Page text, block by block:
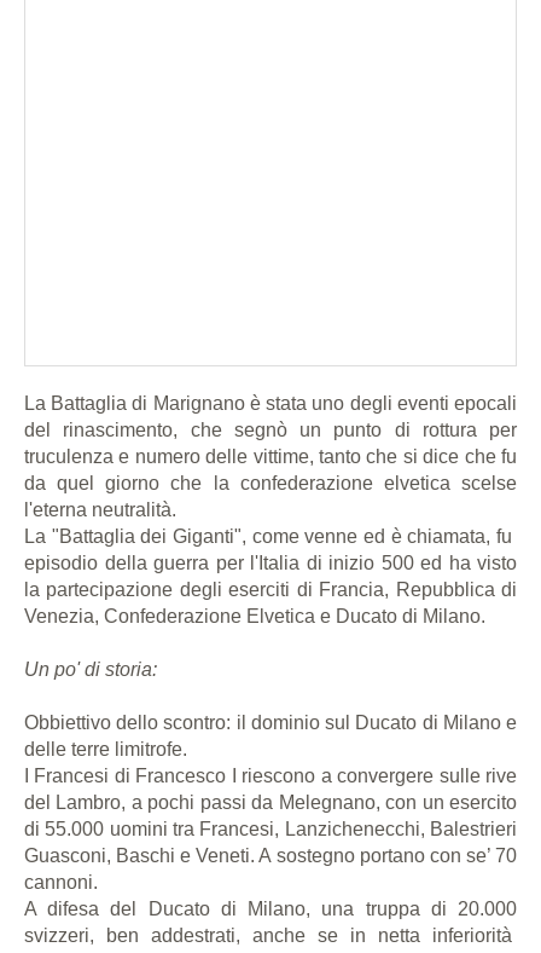
La Battaglia di Marignano è stata uno degli eventi epocali
del rinascimento, che segnò un punto di rottura per
truculenza e numero delle vittime, tanto che si dice che fu
da quel giorno che la confederazione elvetica scelse
l'eterna neutralità.
La "Battaglia dei Giganti", come venne ed è chiamata, fu
episodio della guerra per l'Italia di inizio 500 ed ha visto
la partecipazione degli eserciti di Francia, Repubblica di
Venezia, Confederazione Elvetica e Ducato di Milano.
Un po' di storia:
Obbiettivo dello scontro: il dominio sul Ducato di Milano e
delle terre limitrofe.
I Francesi di Francesco I riescono a convergere sulle rive
del Lambro, a pochi passi da Melegnano, con un esercito
di 55.000 uomini tra Francesi, Lanzichenecchi, Balestrieri
Guasconi, Baschi e Veneti. A sostegno portano con se’ 70
cannoni.
A difesa del Ducato di Milano, una truppa di 20.000
svizzeri, ben addestrati, anche se in netta inferiorità